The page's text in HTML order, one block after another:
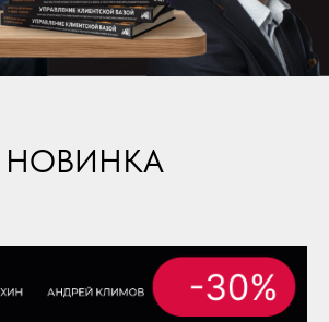
НОВИНКА